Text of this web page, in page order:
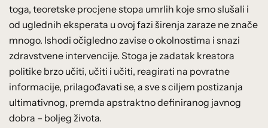
toga, teoretske procjene stopa umrlih koje smo slušali i
od uglednih eksperata u ovoj fazi širenja zaraze ne znače
mnogo. Ishodi očigledno zavise o okolnostima i snazi
zdravstvene intervencije. Stoga je zadatak kreatora
politike brzo učiti, učiti i učiti, reagirati na povratne
informacije, prilagođavati se, a sve s ciljem postizanja
ultimativnog, premda apstraktno definiranog javnog
dobra – boljeg života.